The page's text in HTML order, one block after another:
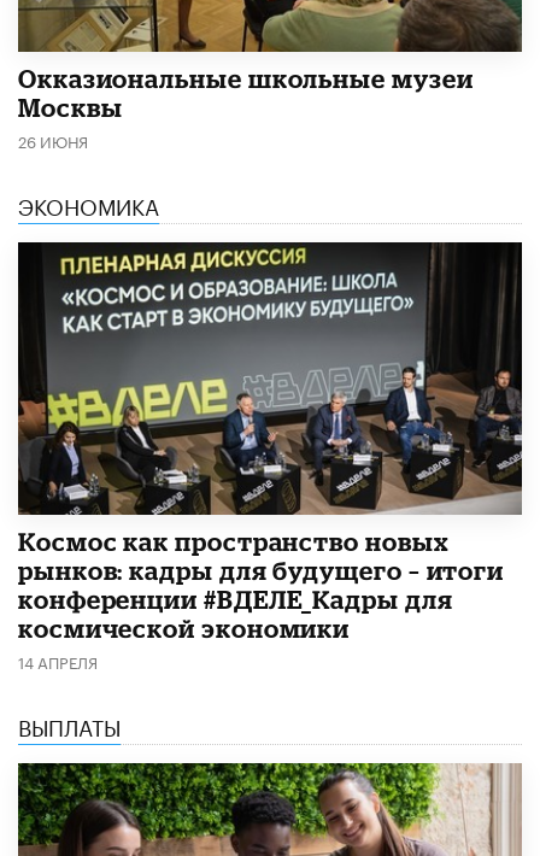
​Окказиональные школьные музеи
Москвы
26 ИЮНЯ
ЭКОНОМИКА
Космос как пространство новых
рынков: кадры для будущего – итоги
конференции #ВДЕЛЕ_Кадры для
космической экономики
14 АПРЕЛЯ
ВЫПЛАТЫ